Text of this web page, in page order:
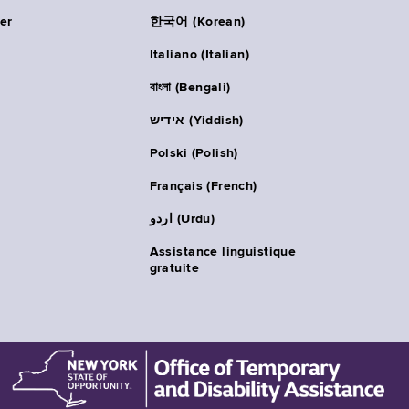
한국어 (Korean)
Italiano (Italian)
বাংলা (Bengali)
אידיש (Yiddish)
Polski (Polish)
Français (French)
اردو (Urdu)
Assistance linguistique
gratuite